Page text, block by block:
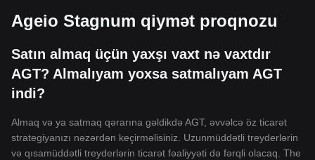
Ageio Stagnum qiymət proqnozu
Satın almaq üçün yaxşı vaxt nə vaxtdır
AGT? Almalıyam yoxsa satmalıyam AGT
indi?
Almaq və ya satmaq qərarına gəldikdə AGT, əvvəlcə öz ticarət
strategiyanızı nəzərdən keçirməlisiniz. Uzunmüddətli treyderlərin
və qısamüddətli treyderlərin ticarət fəaliyyəti də fərqli olacaq. The